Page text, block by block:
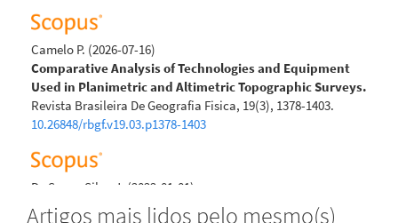
Camelo P. (2026-07-16)
Comparative Analysis of Technologies and Equipment
Used in Planimetric and Altimetric Topographic Surveys.
Revista Brasileira De Geografia Fisica, 19(3), 1378-1403.
10.26848/rbgf.v19.03.p1378-1403
De Sousa Silva J. (2022-01-01)
Implementation of a Classification Base for the Angular
Artigos mais lidos pelo mesmo(s)